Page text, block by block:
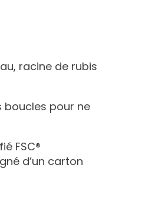
racine de rubis
boucles pour ne
FSC®
d’un carton